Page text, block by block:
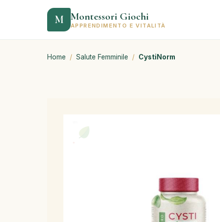
M Montessori Giochi
APPRENDIMENTO E VITALITÀ
Home / Salute Femminile / CystiNorm